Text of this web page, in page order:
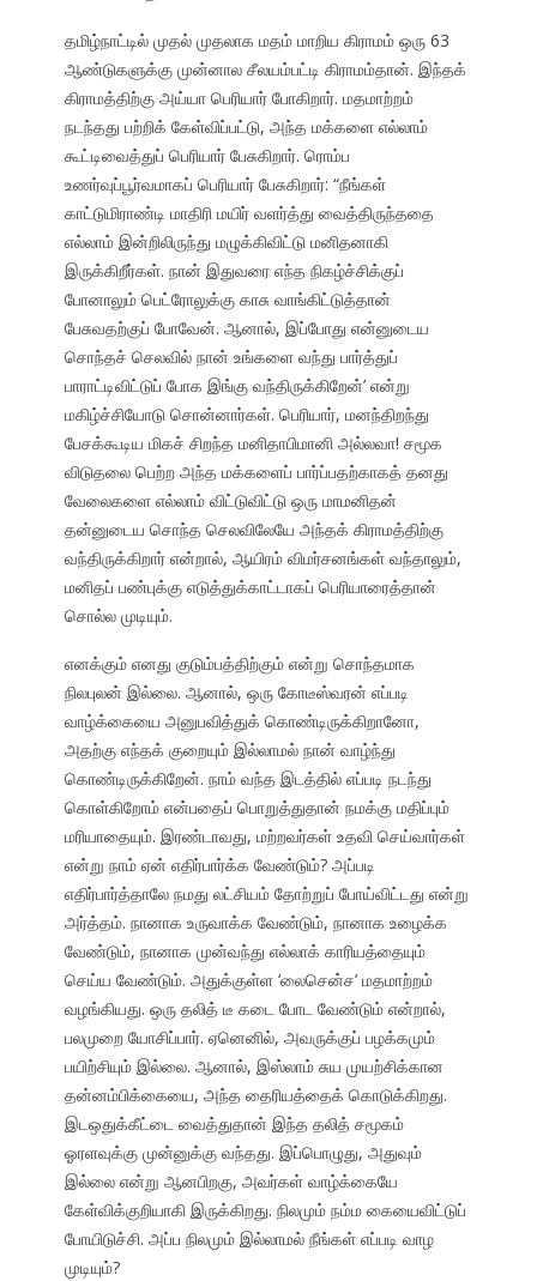
தமிழ்நாட்டில் முதல் முதலாக மதம் மாறிய கிராமம் ஒரு 63
ஆண்டுகளுக்கு முன்னால சீலயம்பட்டி கிராமம்தான். இந்தக்
கிராமத்திற்கு அய்யா பெரியார் போகிறார். மதமாற்றம்
நடந்தது பற்றிக் கேள்விப்பட்டு, அந்த மக்களை எல்லாம்
கூட்டிவைத்துப் பெரியார் பேசுகிறார். ரொம்ப
உணர்வுப்பூர்வமாகப் பெரியார் பேசுகிறார்: “நீங்கள்
காட்டுமிராண்டி மாதிரி மயிர் வளர்த்து வைத்திருந்ததை
எல்லாம் இன்றிலிருந்து மழுக்கிவிட்டு மனிதனாகி
இருக்கிறீர்கள். நான் இதுவரை எந்த நிகழ்ச்சிக்குப்
போனாலும் பெட்ரோலுக்கு காசு வாங்கிட்டுத்தான்
பேசுவதற்குப் போவேன். ஆனால், இப்போது என்னுடைய
சொந்தச் செலவில் நான் உங்களை வந்து பார்த்துப்
பாராட்டிவிட்டுப் போக இங்கு வந்திருக்கிறேன்’ என்று
மகிழ்ச்சியோடு சொன்னார்கள். பெரியார், மனந்திறந்து
பேசக்கூடிய மிகச் சிறந்த மனிதாபிமானி அல்லவா! சமூக
விடுதலை பெற்ற அந்த மக்களைப் பார்ப்பதற்காகத் தனது
வேலைகளை எல்லாம் விட்டுவிட்டு ஒரு மாமனிதன்
தன்னுடைய சொந்த செலவிலேயே அந்தக் கிராமத்திற்கு
வந்திருக்கிறார் என்றால், ஆயிரம் விமர்சனங்கள் வந்தாலும்,
மனிதப் பண்புக்கு எடுத்துக்காட்டாகப் பெரியாரைத்தான்
சொல்ல முடியும்.
எனக்கும் எனது குடும்பத்திற்கும் என்று சொந்தமாக
நிலபுலன் இல்லை. ஆனால், ஒரு கோடீஸ்வரன் எப்படி
வாழ்க்கையை அனுபவித்துக் கொண்டிருக்கிறானோ,
அதற்கு எந்தக் குறையும் இல்லாமல் நான் வாழ்ந்து
கொண்டிருக்கிறேன். நாம் வந்த இடத்தில் எப்படி நடந்து
கொள்கிறோம் என்பதைப் பொறுத்துதான் நமக்கு மதிப்பும்
மரியாதையும். இரண்டாவது, மற்றவர்கள் உதவி செய்வார்கள்
என்று நாம் ஏன் எதிர்பார்க்க வேண்டும்? அப்படி
எதிர்பார்த்தாலே நமது லட்சியம் தோற்றுப் போய்விட்டது என்று
அர்த்தம். நானாக உருவாக்க வேண்டும், நானாக உழைக்க
வேண்டும், நானாக முன்வந்து எல்லாக் காரியத்தையும்
செய்ய வேண்டும். அதுக்குள்ள ‘லைசென்ச’ மதமாற்றம்
வழங்கியது. ஒரு தலித் டீ கடை போட வேண்டும் என்றால்,
பலமுறை யோசிப்பார். ஏனெனில், அவருக்குப் பழக்கமும்
பயிற்சியும் இல்லை. ஆனால், இஸ்லாம் சுய முயற்சிக்கான
தன்னம்பிக்கையை, அந்த தைரியத்தைக் கொடுக்கிறது.
இடஒதுக்கீட்டை வைத்துதான் இந்த தலித் சமூகம்
ஓரளவுக்கு முன்னுக்கு வந்தது. இப்பொழுது, அதுவும்
இல்லை என்று ஆனபிறகு, அவர்கள் வாழ்க்கையே
கேள்விக்குறியாகி இருக்கிறது. நிலமும் நம்ம கையைவிட்டுப்
போயிடுச்சி. அப்ப நிலமும் இல்லாமல் நீங்கள் எப்படி வாழ
முடியும்?